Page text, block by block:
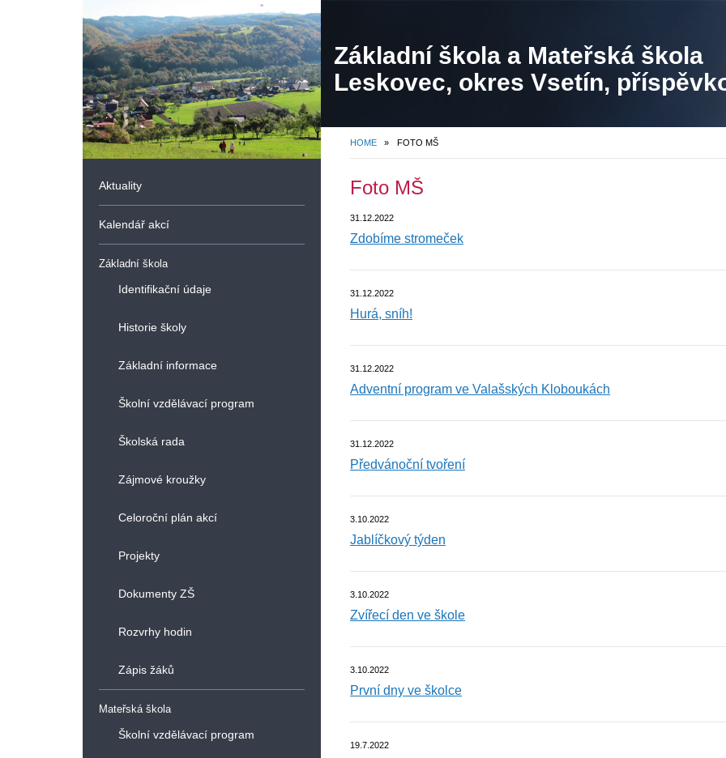
Základní škola a Mateřská škola
Leskovec, okres Vsetín,
HOME » FOTO MŠ
Aktuality
Kalendář akcí
Základní škola
Identifikační údaje
Historie školy
Základní informace
Školní vzdělávací program
Školská rada
Zájmové kroužky
Celoroční plán akcí
Projekty
Dokumenty ZŠ
Rozvrhy hodin
Zápis žáků
Mateřská škola
Školní vzdělávací program
Foto MŠ
31.12.2022
Zdobíme stromeček
31.12.2022
Hurá, sníh!
31.12.2022
Adventní program ve Valašských Kloboukách
31.12.2022
Předvánoční tvoření
3.10.2022
Jablíčkový týden
3.10.2022
Zvířecí den ve škole
3.10.2022
První dny ve školce
19.7.2022